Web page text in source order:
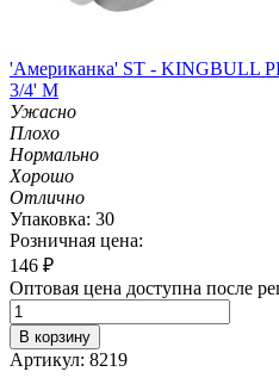
'Американка' ST - KINGBULL
3/4' M
Ужасно
Плохо
Нормально
Хорошо
Отлично
Упаковка: 30
Розничная цена:
146 ₽
Оптовая цена доступна после
В корзину
Артикул: 8219